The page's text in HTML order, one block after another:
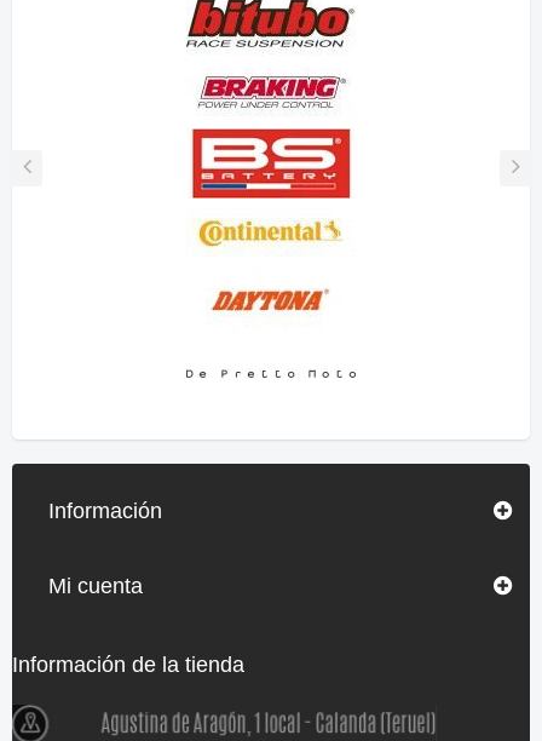
Información
Mi cuenta
Información de la tienda